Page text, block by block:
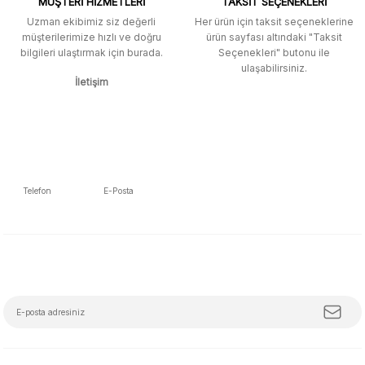
aratarak bulunabilir.
M... K... | 12/12/2025
Ben bu kadar hızlı bir teslimat
Ben bu kadar hızlı bir teslimat
Uzman ekibimiz siz değerli
müşterilerimize hızlı ve doğru
bilgileri ulaştırmak için burada.
İletişim
Her ürün için taksit seçeneklerine
ürün sayfası altındaki "Taksit
Seçenekleri" butonu ile
ulaşabilirsiniz.
Telefon E-Posta